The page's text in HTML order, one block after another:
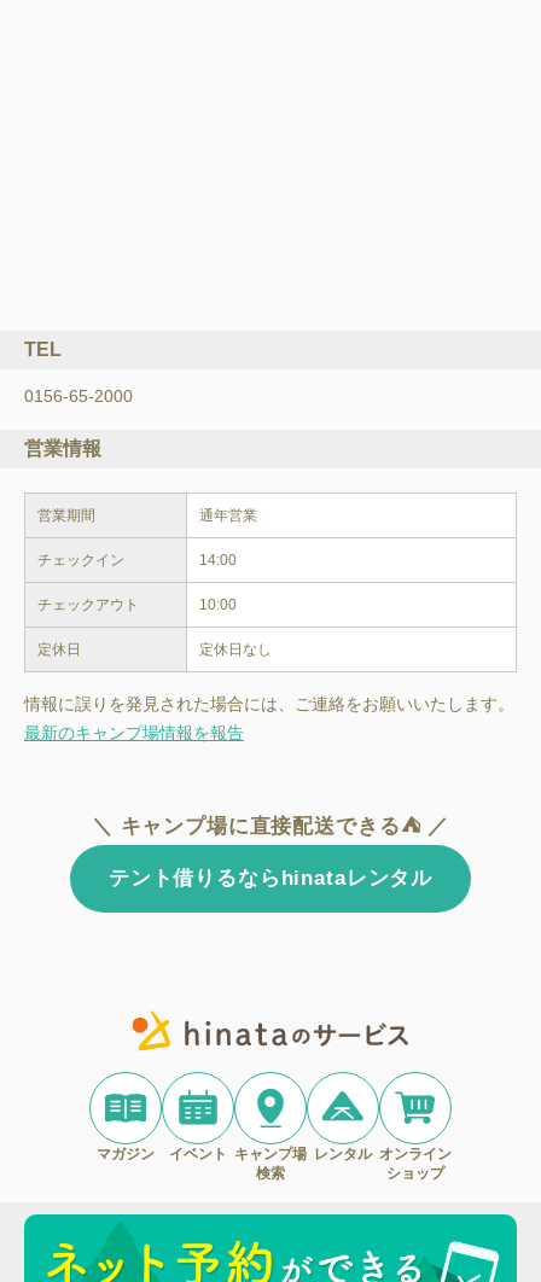
TEL
0156-65-2000
営業情報
営業期間 通年営業
チェックイン 14:00
チェックアウト 10:00
定休日 定休日なし
情報に誤りを発見された場合には、ご連絡をお願いいたします。
最新のキャンプ場情報を報告
＼ キャンプ場に直接配送できる⛺ ／
テント借りるならhinataレンタル
マガジン イベント
キャンプ場
検索
レンタル オンライン
ショップ